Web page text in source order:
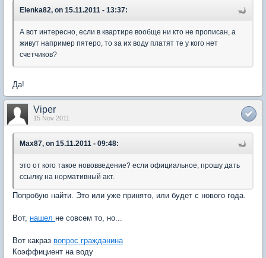
Elenka82, on 15.11.2011 - 13:37:
А вот интересно, если в квартире вообще ни кто не прописан, а
живут например пятеро, то за их воду платят те у кого нет
счетчиков?
Да!
Viper
15 Nov 2011
Max87, on 15.11.2011 - 09:48:
это от кого такое нововведение? если официальное, прошу дать
ссылку на нормативный акт.
Попробую найти. Это или уже принято, или будет с нового года.
Вот, нашел не совсем то, но...
Вот какраз вопрос гражданина
Коэффициент на воду